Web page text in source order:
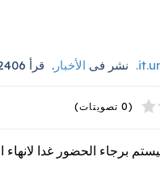
. نشر فى الأخبار . قرأ
1
2
3
4
5 (0 تصويتات)
برجاء الحضور غدا لانهاء